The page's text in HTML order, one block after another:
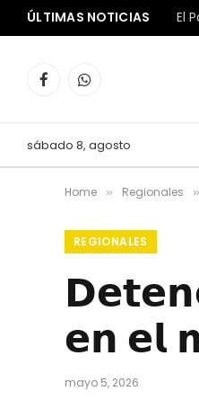
ÚLTIMAS NOTICIAS
FacebookWhatsApp
sábado 8, agosto
Home » Regionales »
REGIONALES
𝗲𝗻 𝗲𝗹
mayo 5, 2026